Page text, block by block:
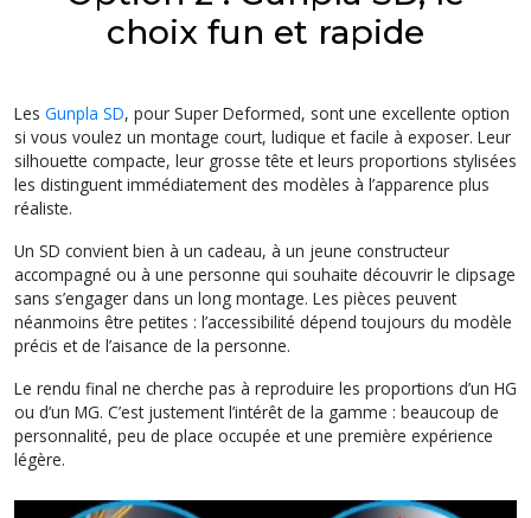
choix fun et rapide
Les Gunpla SD, pour Super Deformed, sont une excellente option
si vous voulez un montage court, ludique et facile à exposer. Leur
silhouette compacte, leur grosse tête et leurs proportions stylisées
les distinguent immédiatement des modèles à l’apparence plus
réaliste.
Un SD convient bien à un cadeau, à un jeune constructeur
accompagné ou à une personne qui souhaite découvrir le clipsage
sans s’engager dans un long montage. Les pièces peuvent
néanmoins être petites : l’accessibilité dépend toujours du modèle
précis et de l’aisance de la personne.
Le rendu final ne cherche pas à reproduire les proportions d’un HG
ou d’un MG. C’est justement l’intérêt de la gamme : beaucoup de
personnalité, peu de place occupée et une première expérience
légère.